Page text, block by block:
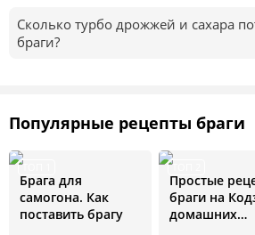
Сколько турбо дрожжей и сахара
браги?
Популярные рецепты браги
ТОП 1
Брага для
самогона. Как
поставить брагу
ТОП 2
Простые
браги на
домашних